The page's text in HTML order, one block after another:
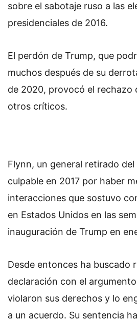
sobre el sabotaje ruso a las
presidenciales de 2016.
El perdón de Trump, que
muchos después de su
de 2020, provocó el rechazo
otros críticos.
Flynn, un general retirado
culpable en 2017 por haber
interacciones que sostuvo
en Estados Unidos en las
inauguración de Trump en
Desde entonces ha buscado
declaración con el
violaron sus derechos y lo
a un acuerdo. Su sentencia